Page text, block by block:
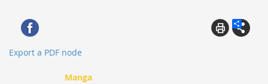
Export a PDF node
Manga